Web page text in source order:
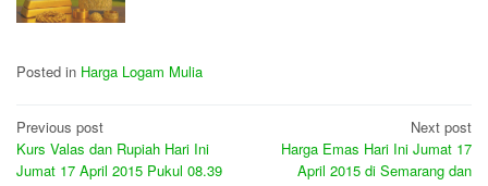
Posted in Harga Logam Mulia
Post
navigation
Previous post
Kurs Valas dan Rupiah Hari Ini
Jumat 17 April 2015 Pukul 08.39
Next post
Harga Emas Hari Ini Jumat 17
April 2015 di Semarang dan